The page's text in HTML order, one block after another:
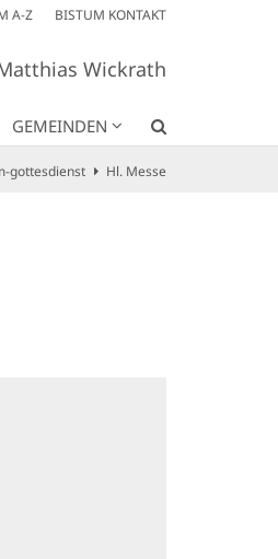
A-Z BISTUM KONTAKT
Wickrath
GEMEINDEN
gottesdienst Hl. Messe